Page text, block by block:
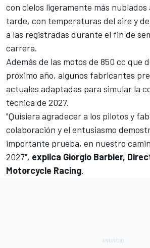
con cielos ligeramente más
tarde, con temperaturas del aire y
a las registradas durante el fin de
carrera.
Además de las motos de 850 cc que
próximo año, algunos fabricantes
actuales adaptadas para simular la
técnica de 2027.
"Quisiera agradecer a los pilotos y
colaboración y el entusiasmo
importante prueba, en nuestro
2027", explica Giorgio Barbier,
Motorcycle Racing.